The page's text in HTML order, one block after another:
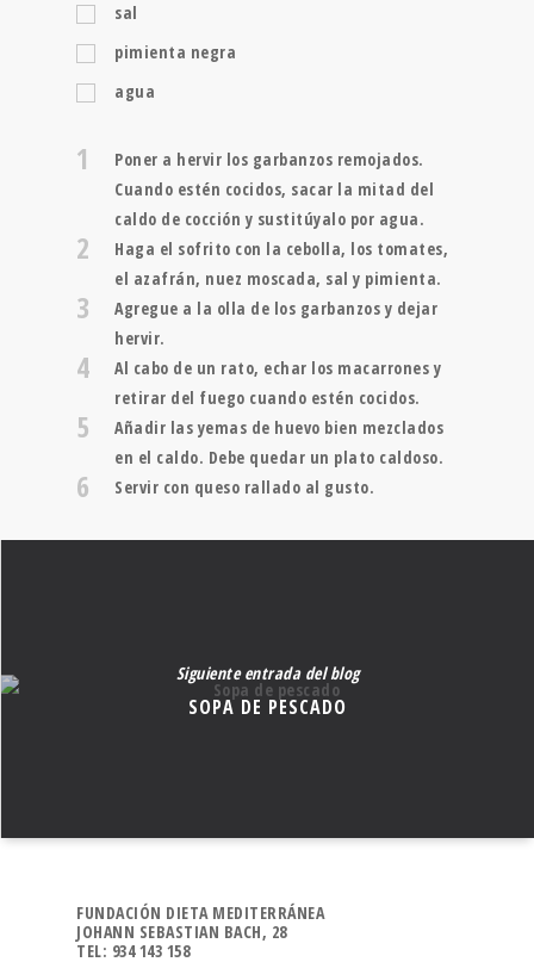
sal
pimienta negra
agua
1
Poner a hervir los garbanzos remojados.
Cuando estén cocidos, sacar la mitad del
caldo de cocción y sustitúyalo por agua.
2
Haga el sofrito con la cebolla, los tomates,
el azafrán, nuez moscada, sal y pimienta.
3
Agregue a la olla de los garbanzos y dejar
hervir.
4
Al cabo de un rato, echar los macarrones y
retirar del fuego cuando estén cocidos.
5
Añadir las yemas de huevo bien mezclados
en el caldo. Debe quedar un plato caldoso.
6 Servir con queso rallado al gusto.
Siguiente entrada del blog
SOPA DE PESCADO
FUNDACIÓN DIETA MEDITERRÁNEA
JOHANN SEBASTIAN BACH, 28
TEL: 934 143 158